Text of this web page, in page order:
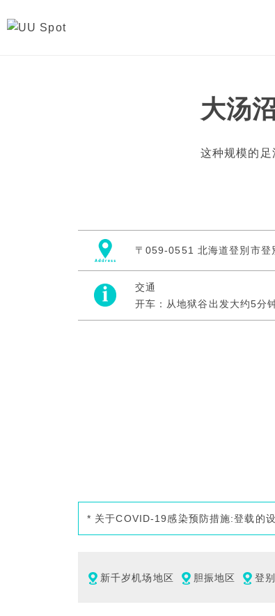
大汤
这种规模的足
〒059-0551 北海道登別市登
交通
开车：从地狱谷出发大约5分
* 关于COVID-19感染预防措施:登载的
新千岁机场地区 胆振地区 登别